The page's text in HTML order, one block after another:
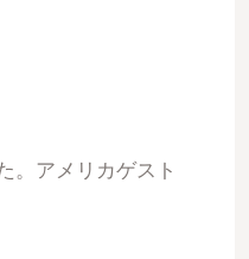
。アメリカゲスト